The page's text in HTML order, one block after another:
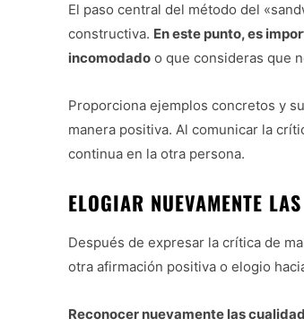
El paso central del método del
constructiva. En este punto, es
incomodado o que consideras que
Proporciona ejemplos concretos y
manera positiva. Al comunicar la
continua en la otra persona.
ELOGIAR NUEVAMENTE
Después de expresar la crítica de
otra afirmación positiva o elogio
Reconocer nuevamente las